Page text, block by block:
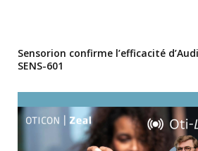
Sensorion confirme l’efficacité
SENS-601